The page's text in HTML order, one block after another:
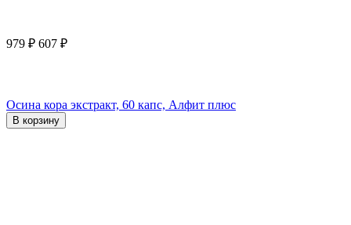
979 ₽ 607 ₽
Осина кора экстракт, 60 капс, Алфит плюс
В корзину